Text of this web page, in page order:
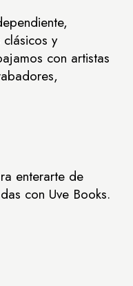
y
con artistas
enterarte de
con Uve Books.